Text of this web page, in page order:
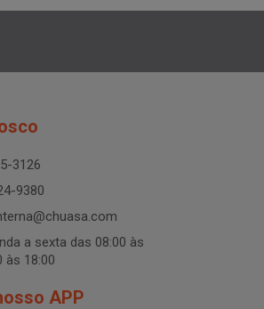
3126
9380
a sexta das 08:00 às
às 18:00
APP